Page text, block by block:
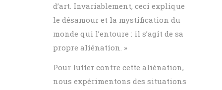
d’art. Invariablement, ceci explique
le désamour et la mystification du
monde qui l’entoure : il s’agit de sa
propre aliénation. »
Pour lutter contre cette aliénation,
nous expérimentons des situations